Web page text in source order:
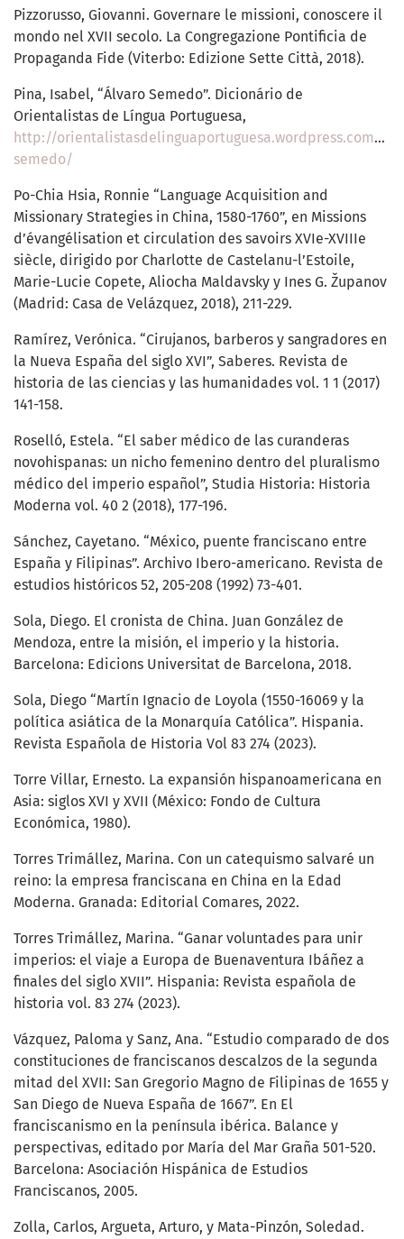
Pizzorusso, Giovanni. Governare le missioni, conoscere il
mondo nel XVII secolo. La Congregazione Pontificia de
Propaganda Fide (Viterbo: Edizione Sette Città, 2018).
Pina, Isabel, “Álvaro Semedo”. Dicionário de
Orientalistas de Língua Portuguesa,
http://orientalistasdelinguaportuguesa.wordpress.com/
semedo/
Po-Chia Hsia, Ronnie “Language Acquisition and
Missionary Strategies in China, 1580-1760”, en Missions
d’évangélisation et circulation des savoirs XVIe-XVIIIe
siècle, dirigido por Charlotte de Castelanu-l’Estoile,
Marie-Lucie Copete, Aliocha Maldavsky y Ines G. Županov
(Madrid: Casa de Velázquez, 2018), 211-229.
Ramírez, Verónica. “Cirujanos, barberos y sangradores en
la Nueva España del siglo XVI”, Saberes. Revista de
historia de las ciencias y las humanidades vol. 1 1 (2017)
141-158.
Roselló, Estela. “El saber médico de las curanderas
novohispanas: un nicho femenino dentro del pluralismo
médico del imperio español”, Studia Historia: Historia
Moderna vol. 40 2 (2018), 177-196.
Sánchez, Cayetano. “México, puente franciscano entre
España y Filipinas”. Archivo Ibero-americano. Revista de
estudios históricos 52, 205-208 (1992) 73-401.
Sola, Diego. El cronista de China. Juan González de
Mendoza, entre la misión, el imperio y la historia.
Barcelona: Edicions Universitat de Barcelona, 2018.
Sola, Diego “Martín Ignacio de Loyola (1550-16069 y la
política asiática de la Monarquía Católica”. Hispania.
Revista Española de Historia Vol 83 274 (2023).
Torre Villar, Ernesto. La expansión hispanoamericana en
Asia: siglos XVI y XVII (México: Fondo de Cultura
Económica, 1980).
Torres Trimállez, Marina. Con un catequismo salvaré un
reino: la empresa franciscana en China en la Edad
Moderna. Granada: Editorial Comares, 2022.
Torres Trimállez, Marina. “Ganar voluntades para unir
imperios: el viaje a Europa de Buenaventura Ibáñez a
finales del siglo XVII”. Hispania: Revista española de
historia vol. 83 274 (2023).
Vázquez, Paloma y Sanz, Ana. “Estudio comparado de dos
constituciones de franciscanos descalzos de la segunda
mitad del XVII: San Gregorio Magno de Filipinas de 1655 y
San Diego de Nueva España de 1667”. En El
franciscanismo en la península ibérica. Balance y
perspectivas, editado por María del Mar Graña 501-520.
Barcelona: Asociación Hispánica de Estudios
Franciscanos, 2005.
Zolla, Carlos, Argueta, Arturo, y Mata-Pinzón, Soledad.